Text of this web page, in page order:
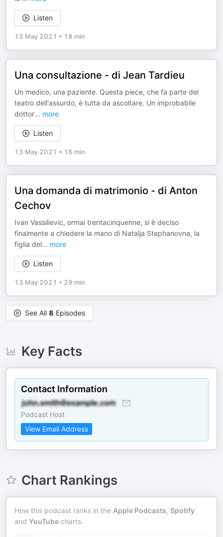
Listen
13 May 2021 • 18 min
Una consultazione - di Jean Tardieu
Un medico, una paziente. Questa piece, che fa parte del
teatro dell'assurdo, è tutta da ascoltare. Un improbabile
dottor... more
Listen
13 May 2021 • 16 min
Una domanda di matrimonio - di Anton
Cechov
Ivan Vassilievic, ormai trentacinquenne, si è deciso
finalmente a chiedere la mano di Natalja Stephanovna, la
figlia del... more
Listen
13 May 2021 • 29 min
See All 8 Episodes
Key Facts
Contact Information
Podcast Host
View Email Address
Chart Rankings
How this podcast ranks in the Apple Podcasts, Spotify
and YouTube charts.